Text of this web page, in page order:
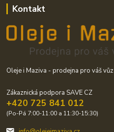
Kontakt
Oleje i Maziva - prodejna pro váš vůz
Zákaznická podpora SAVE CZ
+420 725 841 012
(Po-Pá 7:00-11:00 a 11:30-15:30)